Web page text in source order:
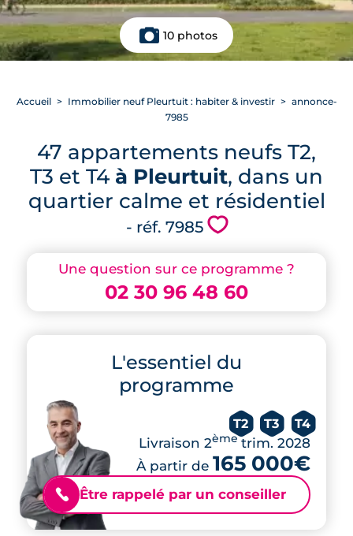
10 photos
Une question sur ce programme ?
02 30 96 48 60
L'essentiel du
programme
T2 T3 T4
Livraison 2èmetrim. 2028
À partir de 165 000€
📞 Être rappelé par un conseiller
Accueil Immobilier neuf Pleurtuit : habiter & investir
annonce-
7985
47 appartements neufs T2,
T3 et T4 à Pleurtuit, dans un
quartier calme et résidentiel
- réf. 7985 💗